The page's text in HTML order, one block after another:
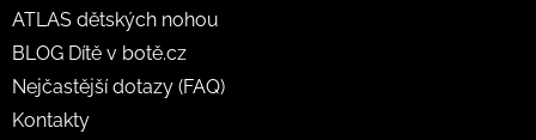
ATLAS dětských nohou
BLOG Dítě v botě.cz
Nejčastější dotazy (FAQ)
Kontakty